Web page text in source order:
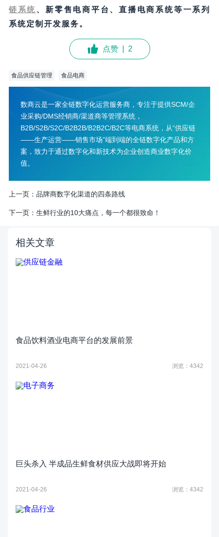
链系统、新零售电商平台、直播电商系统等一系列
系统定制开发服务。
点赞 2
食品供应链管理 食品电商
数商云是一家全链数字化运营服务商，专注于提供SCM/企
业采购/DMS经销商/渠道商等管理系统，
B2B/S2B/S2C/B2B2B/B2B2C/B2C等电商系统，从“供应链
——生产运营——销售市场”端到端的全链数字化产品和方
案，致力于通过数字化和新技术为企业创造商业数字化价
值。
上一页： 品牌商数字化渠道的四条路线
下一页： 生鲜行业的10大痛点，每一个都很致命！
相关文章
食品饮料酒业电商平台的发展前景
2021-04-26 浏览：4342
巨头杀入 半成品生鲜食材供应大战即将开始
2021-04-26 浏览：4342